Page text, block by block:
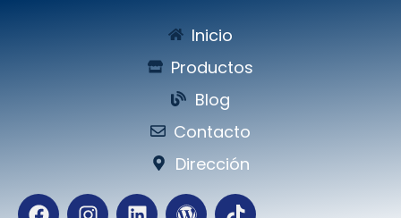
Inicio
Productos
Blog
Contacto
Dirección